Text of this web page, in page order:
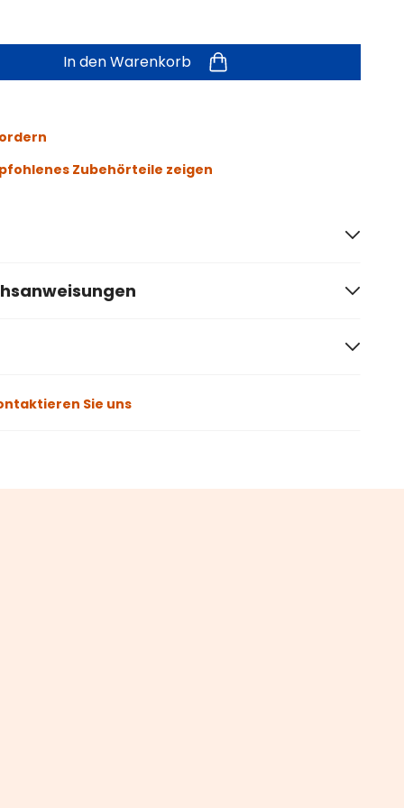
In den Warenkorb
Zubehörteile zeigen
Sie uns